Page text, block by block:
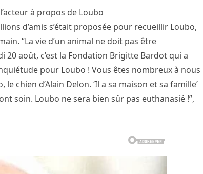
à propos de Loubo
d’amis s’était proposée pour recueillir Loubo,
“La vie d’un animal ne doit pas être
20 août, c’est la Fondation Brigitte Bardot qui a
pour Loubo ! Vous êtes nombreux à nous
chien d’Alain Delon. ‘Il a sa maison et sa famille’
soin. Loubo ne sera bien sûr pas euthanasié !”,